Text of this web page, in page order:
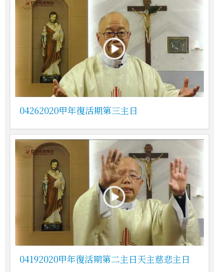
04262020甲年復活期第三主日
04192020甲年復活期第二主日天主慈悲主日